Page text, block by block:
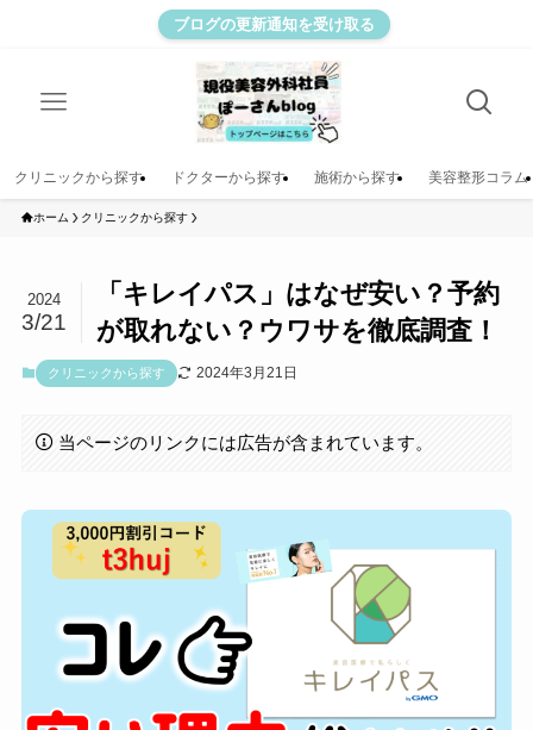
ブログの更新通知を受け取る
クリニックから探す ドクターから探す 施術から探す 美容整形コラム
ホーム クリニックから探す
「キレイパス」はなぜ安い？予約
が取れない？ウワサを徹底調査！
2024
3/21
クリニックから探す 2024年3月21日
当ページのリンクには広告が含まれています。